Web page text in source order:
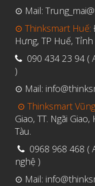
⊙ Mail:
⊙ Thinksmart Huế:
Hưng, TP Huế,
090 434 23 94 (
)
⊙ Mail:
⊙ Thinksmart
Giao, TT. Ngãi
Tàu.
0968 968 468 (
nghệ )
⊙ Mail: